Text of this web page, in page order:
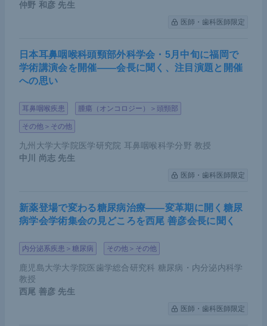
＜CheckMate648試験＞加藤氏講演資料（提供：加藤氏）
ここまで見てきたように、ファーストラインとして
3つのレジメンが標準治療に対して優越性を示し
今後はこれらのレジメンの選択と使い分けが課題に
なってくるであろう。あわせて、イピリムマブ＋ニ
ボルマブを用いる場合、薬剤が奏効せずに患者が早
なると考えている。
仲野 和彦 先生
医師・歯科医師限定
日本耳鼻咽喉科頭頸部外科学会・5月中旬に福岡で
学術講演会を開催――会長に聞く、注目演題と開催
への思い
耳鼻咽喉疾患 腫瘍（オンコロジー）＞頭頸部
その他＞その他
九州大学大学院医学研究院 耳鼻咽喉科学分野 教授
中川 尚志 先生
医師・歯科医師限定
新薬登場で変わる糖尿病治療――変革期に開く糖尿
病学会学術集会の見どころを西尾 善彦会長に聞く
内分泌系疾患＞糖尿病 その他＞その他
鹿児島大学大学院医歯学総合研究科 糖尿病・内分泌内科学
教授
西尾 善彦 先生
医師・歯科医師限定